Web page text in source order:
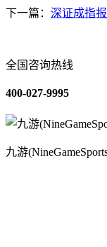
下一篇： 深证成指
全国咨询热线
400-027-9995
九游